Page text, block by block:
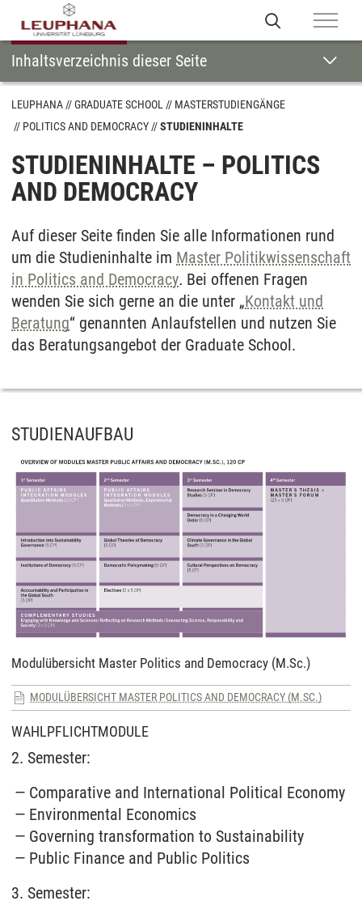
LEUPHANA GRADUATE SCHOOL
MASTERSTUDIENGÄNGE
POLITICS AND DEMOCRACY
STUDIENINHALTE
STUDIENINHALTE – POLITICS
AND DEMOCRACY
Auf dieser Seite finden Sie alle Informationen rund
um die Studieninhalte im Master Politikwissenschaft
in Politics and Democracy. Bei offenen Fragen
wenden Sie sich gerne an die unter „Kontakt und
Beratung“ genannten Anlaufstellen und nutzen Sie
das Beratungsangebot der Graduate School.
Inhaltsverzeichnis dieser Seite
STUDIENAUFBAU
Modulübersicht Master Politics and Democracy (M.Sc.)
MODULÜBERSICHT MASTER POLITICS AND DEMOCRACY (M.SC.)
WAHLPFLICHTMODULE
2. Semester:
Comparative and International Political Economy
Environmental Economics
Governing transformation to Sustainability
Public Finance and Public Politics
3. Semester: